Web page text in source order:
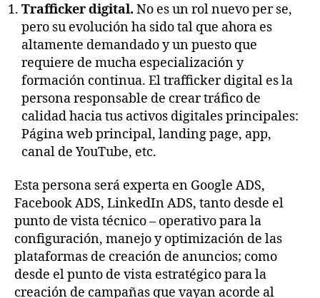
Trafficker digital. No es un rol nuevo per se,
pero su evolución ha sido tal que ahora es
altamente demandado y un puesto que
requiere de mucha especialización y
formación continua. El trafficker digital es la
persona responsable de crear tráfico de
calidad hacia tus activos digitales principales:
Página web principal, landing page, app,
canal de YouTube, etc.
Esta persona será experta en Google ADS,
Facebook ADS, LinkedIn ADS, tanto desde el
punto de vista técnico – operativo para la
configuración, manejo y optimización de las
plataformas de creación de anuncios; como
desde el punto de vista estratégico para la
creación de campañas que vayan acorde al